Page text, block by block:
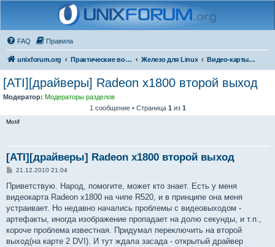
FAQ Правила
unixforum.org Практические вопросы Железо для Linux Видео-карты и мониторы
[ATI][драйверы] Radeon x1800 второй выход
Модератор: Модераторы разделов
1 сообщение • Страница 1 из 1
Motif
[ATI][драйверы] Radeon x1800 второй выход
С
о
щ
е
и
е
21.12.2010 21:04
Приветствую. Народ, помогите, может кто знает. Есть у меня
видеокарта Radeon x1800 на чипе R520, и в принципе она меня
устраивает. Но недавно начались проблемы с видеовыходом -
артефакты, иногда изображение пропадает на долю секунды, и т.п.,
короче проблема известная. Придумал переключить на второй
выход(на карте 2 DVI). И тут ждала засада - открытый драйвер